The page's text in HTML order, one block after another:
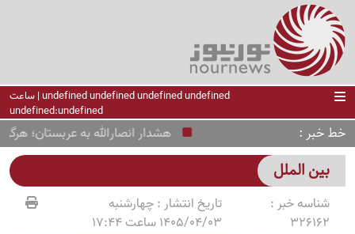
undefined undefined undefined undefined | ساعت
undefined:undefined
خط خبر هشدار انصارالله به عربستان؛
بین الملل
شناسه خبر :
326162
تاریخ انتشار :چهارشنبه
1405/04/03 ساعت 17:44